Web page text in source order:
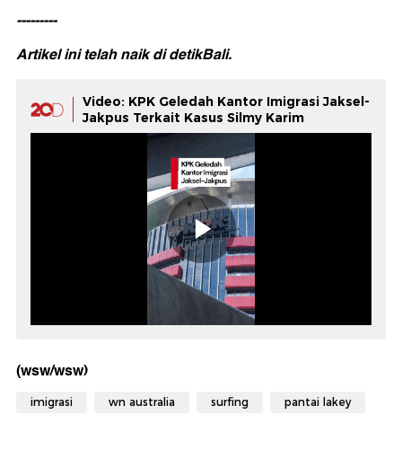
---------
Artikel ini telah naik didetikBali.
Video: KPK Geledah Kantor Imigrasi Jaksel-
Jakpus Terkait Kasus Silmy Karim
(wsw/wsw)
imigrasi wn australia surfing pantai lakey